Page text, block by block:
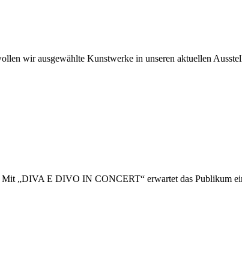
wir ausgewählte Kunstwerke in unseren aktuellen
„DIVA E DIVO IN CONCERT“ erwartet das Publikum